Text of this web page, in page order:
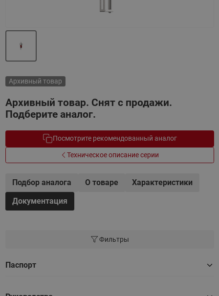
Архивный товар
Архивный товар. Снят с продажи.
Подберите аналог.
Посмотрите рекомендованный аналог
Техническое описание серии
Подбор аналога О товаре
Характеристики
Документация
Фильтры
Паспорт